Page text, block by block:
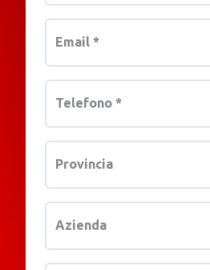
Email *
Telefono *
Provincia
Azienda